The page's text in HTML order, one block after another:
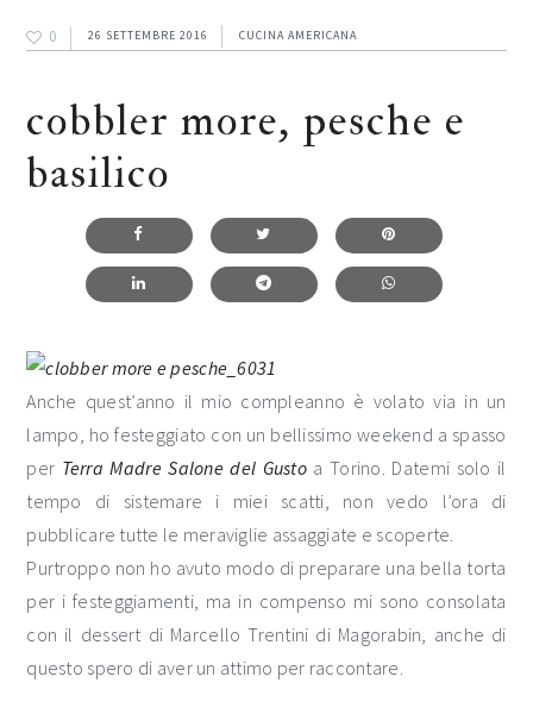
0 26 SETTEMBRE 2016 CUCINA AMERICANA
cobbler more, pesche e
basilico
Anche quest’anno il mio compleanno è volato via in un
lampo, ho festeggiato con un bellissimo weekend a spasso
per Terra Madre Salone del Gustoa Torino. Datemi solo il
tempo di sistemare i miei scatti, non vedo l’ora di
pubblicare tutte le meraviglie assaggiate e scoperte.
Purtroppo non ho avuto modo di preparare una bella torta
per i festeggiamenti, ma in compenso mi sono consolata
con il dessert di Marcello Trentini di Magorabin, anche di
questo spero di aver un attimo per raccontare.